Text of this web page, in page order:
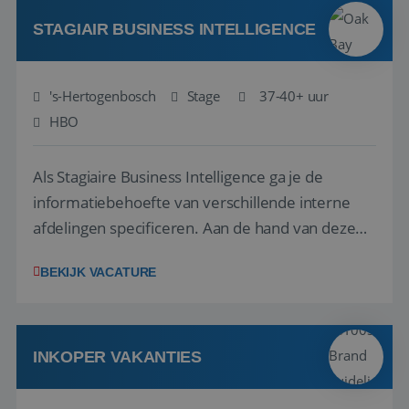
hebbe...
STAGIAIR BUSINESS INTELLIGENCE
's-Hertogenbosch Stage
37-40+ uur
HBO
Als Stagiaire Business Intelligence ga je de
informatiebehoefte van verschillende interne
afdelingen specificeren. Aan de hand van deze
adviezen, rapportages en dashboards
producten ontwikkel je door middel van de data
uit ons datawa...
BEKIJK VACATURE
INKOPER VAKANTIES